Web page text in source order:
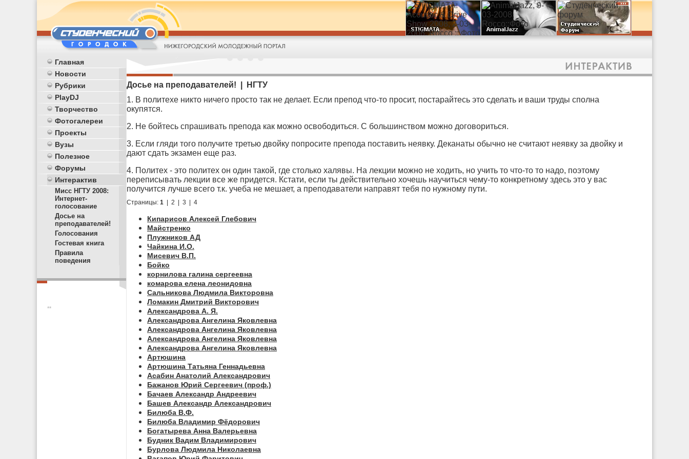
Главная
Новости
Рубрики
PlayDJ
Творчество
Фотогалереи
Проекты
Вузы
Полезное
Форумы
Интерактив
Мисс НГТУ 2008:
Интернет-
голосование
Досье на
преподавателей!
Голосования
Гостевая книга
Правила
поведения
**
Досье на преподавателей! | НГТУ
1. В политехе никто ничего просто так не делает. Если препод что-то просит, постарайтесь это сделать и ваши труды сполна
окупятся.
2. Не бойтесь спрашивать препода как можно освободиться. С большинством можно договориться.
3. Если гляди того получите третью двойку попросите препода поставить неявку. Деканаты обычно не считают неявку за двойку и
дают сдать экзамен еще раз.
4. Политех - это политех он один такой, где столько халявы. На лекции можно не ходить, но учить то что-то то надо, поэтому
переписывать лекции все же придется. Кстати, если ты действительно хочешь научиться чему-то конкретному здесь это у вас
получится лучше всего т.к. учеба не мешает, а преподаватели направят тебя по нужному пути.
Страницы: 1 | 2 | 3 | 4
Кипарисов Алексей Глебович
Майстренко
Плужников АД
Чайкина И.О.
Мисевич В.П.
Бойко
корнилова галина сергеевна
комарова елена леонидовна
Сальникова Людмила Викторовна
Ломакин Дмитрий Викторович
Александрова А. Я.
Александрова Ангелина Яковлевна
Александрова Ангелина Яковлевна
Александрова Ангелина Яковлевна
Александрова Ангелина Яковлевна
Артюшина
Артюшина Татьяна Геннадьевна
Асабин Анатолий Александрович
Бажанов Юрий Сергеевич (проф.)
Бачаев Александр Андреевич
Башев Александр Александрович
Билюба В.Ф.
Билюба Владимир Фёдорович
Богатырева Анна Валерьевна
Будник Вадим Владимирович
Бурлова Людмила Николаевна